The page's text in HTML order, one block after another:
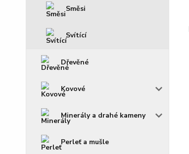
Směsi
Svítící
Dřevěné
Kovové
Minerály a drahé kameny
Perleť a mušle